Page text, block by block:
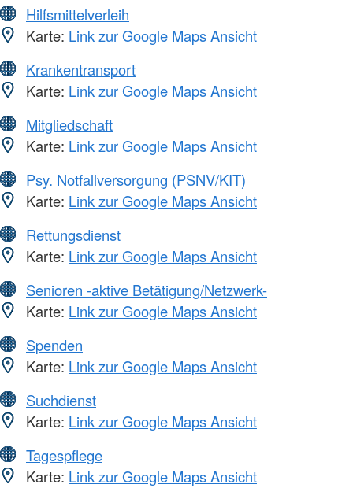
Hilfsmittelverleih
Karte: Link zur Google Maps Ansicht
Krankentransport
Karte: Link zur Google Maps Ansicht
Mitgliedschaft
Karte: Link zur Google Maps Ansicht
Psy. Notfallversorgung (PSNV/KIT)
Karte: Link zur Google Maps Ansicht
Rettungsdienst
Karte: Link zur Google Maps Ansicht
Senioren -aktive Betätigung/Netzwerk-
Karte: Link zur Google Maps Ansicht
Spenden
Karte: Link zur Google Maps Ansicht
Suchdienst
Karte: Link zur Google Maps Ansicht
Tagespflege
Karte: Link zur Google Maps Ansicht